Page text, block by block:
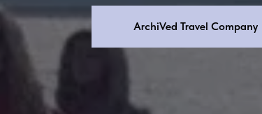
ArchiVed Travel Company